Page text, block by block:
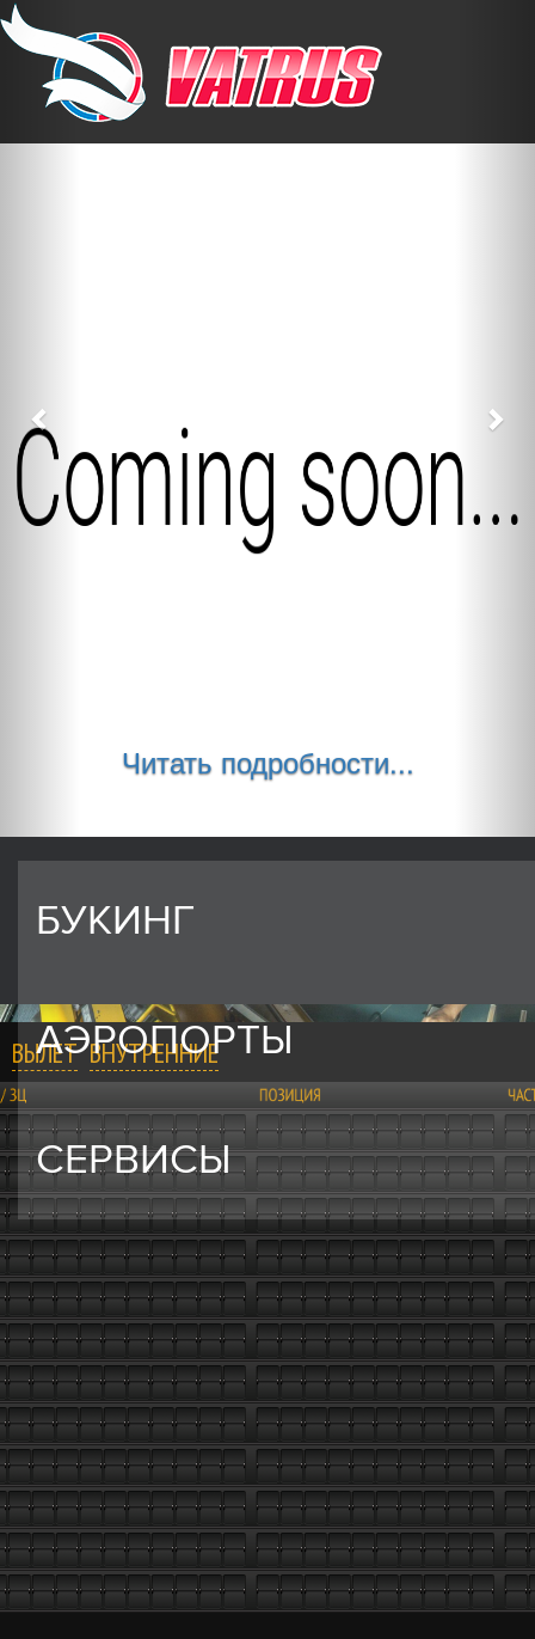
Читать подробности...
БУКИНГ
АЭРОПОРТЫ
СЕРВИСЫ
ВЫЛЕТ ВНУТРЕННИЕ